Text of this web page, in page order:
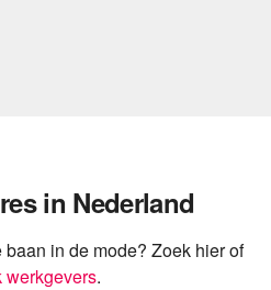
in Nederland
in de mode? Zoek hier of
werkgevers.